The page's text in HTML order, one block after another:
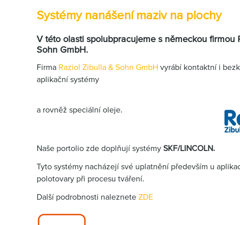
Systémy nanášení maziv na plochy
V této olasti spolubpracujeme s německou firmou
Sohn GmbH.
Firma Raziol Zibulla & Sohn GmbH vyrábí kontaktní i
aplikační systémy
a rovněž speciální oleje.
Naše portolio zde doplňují systémy SKF/LINCOLN.
Tyto systémy nacházejí své uplatnění především u
polotovary při procesu tváření.
Další podrobnosti naleznete ZDE